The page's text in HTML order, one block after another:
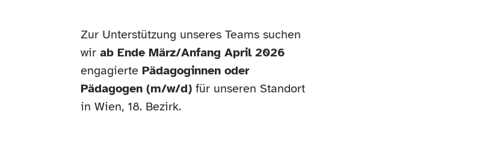
Zur Unterstützung unseres Teams suchen
wirab Ende März/Anfang April 2026
engagiertePädagoginnen oder
Pädagogen (m/w/d)für unseren Standort
in Wien, 18. Bezirk.